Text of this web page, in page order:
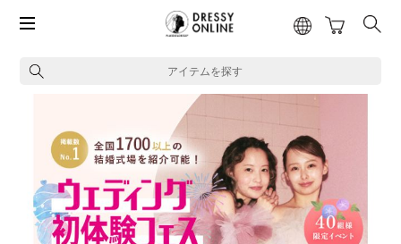
アイテムを探す